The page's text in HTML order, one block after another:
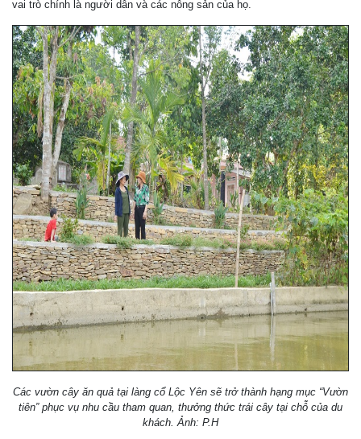
vai trò chính là người dân và các nông sản của họ.
Các vườn cây ăn quả tại làng cổ Lộc Yên sẽ trở thành hạng mục “Vườn
tiên” phục vụ nhu cầu tham quan, thưởng thức trái cây tại chỗ của du
khách. Ảnh: P.H